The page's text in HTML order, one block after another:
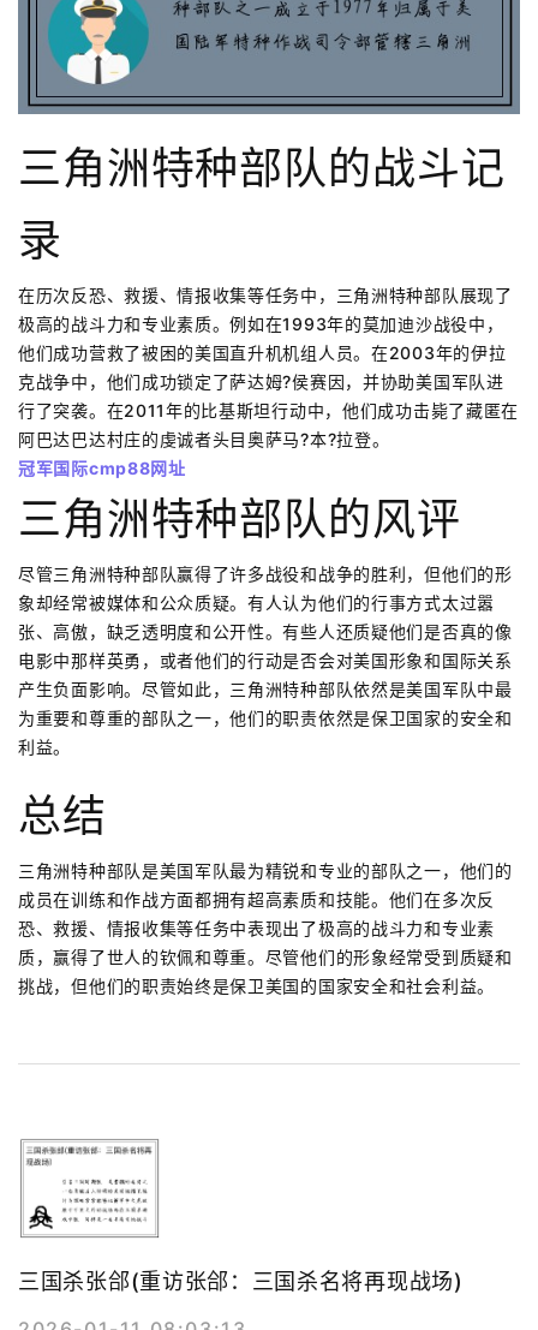
三角洲特种部队的战斗记
录
在历次反恐、救援、情报收集等任务中，三角洲特种部队展现了
极高的战斗力和专业素质。例如在1993年的莫加迪沙战役中，
他们成功营救了被困的美国直升机机组人员。在2003年的伊拉
克战争中，他们成功锁定了萨达姆?侯赛因，并协助美国军队进
行了突袭。在2011年的比基斯坦行动中，他们成功击毙了藏匿在
阿巴达巴达村庄的虔诚者头目奥萨马?本?拉登。
冠军国际cmp88网址
三角洲特种部队的风评
尽管三角洲特种部队赢得了许多战役和战争的胜利，但他们的形
象却经常被媒体和公众质疑。有人认为他们的行事方式太过嚣
张、高傲，缺乏透明度和公开性。有些人还质疑他们是否真的像
电影中那样英勇，或者他们的行动是否会对美国形象和国际关系
产生负面影响。尽管如此，三角洲特种部队依然是美国军队中最
为重要和尊重的部队之一，他们的职责依然是保卫国家的安全和
利益。
总结
三角洲特种部队是美国军队最为精锐和专业的部队之一，他们的
成员在训练和作战方面都拥有超高素质和技能。他们在多次反
恐、救援、情报收集等任务中表现出了极高的战斗力和专业素
质，赢得了世人的钦佩和尊重。尽管他们的形象经常受到质疑和
挑战，但他们的职责始终是保卫美国的国家安全和社会利益。
三国杀张郃(重访张郃：三国杀名将再现战场)